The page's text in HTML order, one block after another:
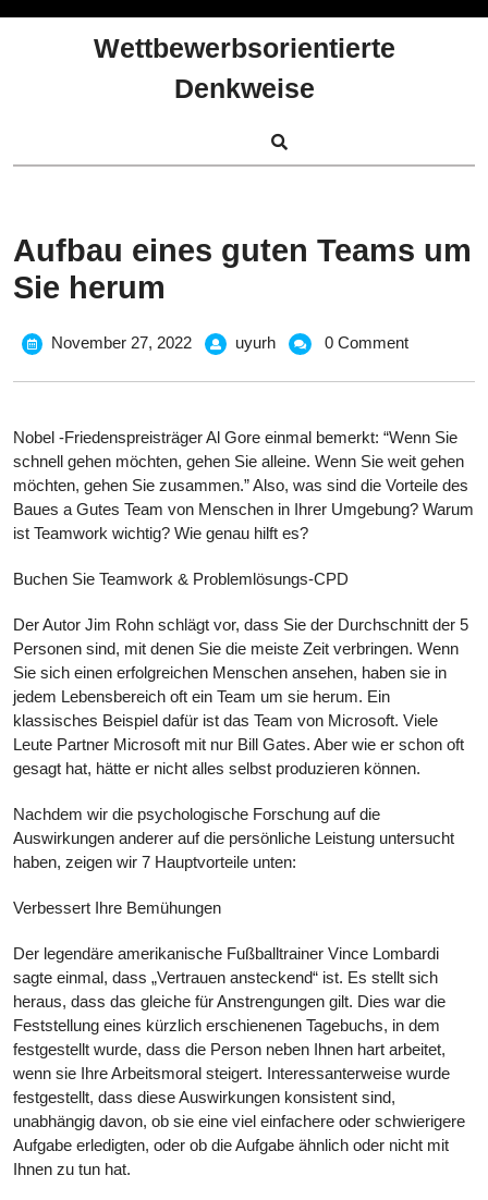
Wettbewerbsorientierte
Denkweise
Aufbau eines guten Teams um
Sie herum
November 27, 2022November
uyurhAufbau
um
Sie
herum
0 Comment
Nobel -Friedenspreisträger Al Gore einmal bemerkt: “Wenn Sie
schnell gehen möchten, gehen Sie alleine. Wenn Sie weit gehen
möchten, gehen Sie zusammen.” Also, was sind die Vorteile des
Baues a Gutes Team von Menschen in Ihrer Umgebung? Warum
ist Teamwork wichtig? Wie genau hilft es?
Buchen Sie Teamwork & Problemlösungs-CPD
Der Autor Jim Rohn schlägt vor, dass Sie der Durchschnitt der 5
Personen sind, mit denen Sie die meiste Zeit verbringen. Wenn
Sie sich einen erfolgreichen Menschen ansehen, haben sie in
jedem Lebensbereich oft ein Team um sie herum. Ein
klassisches Beispiel dafür ist das Team von Microsoft. Viele
Leute Partner Microsoft mit nur Bill Gates. Aber wie er schon oft
gesagt hat, hätte er nicht alles selbst produzieren können.
Nachdem wir die psychologische Forschung auf die
Auswirkungen anderer auf die persönliche Leistung untersucht
haben, zeigen wir 7 Hauptvorteile unten:
Verbessert Ihre Bemühungen
Der legendäre amerikanische Fußballtrainer Vince Lombardi
sagte einmal, dass „Vertrauen ansteckend“ ist. Es stellt sich
heraus, dass das gleiche für Anstrengungen gilt. Dies war die
Feststellung eines kürzlich erschienenen Tagebuchs, in dem
festgestellt wurde, dass die Person neben Ihnen hart arbeitet,
wenn sie Ihre Arbeitsmoral steigert. Interessanterweise wurde
festgestellt, dass diese Auswirkungen konsistent sind,
unabhängig davon, ob sie eine viel einfachere oder schwierigere
Aufgabe erledigten, oder ob die Aufgabe ähnlich oder nicht mit
Ihnen zu tun hat.